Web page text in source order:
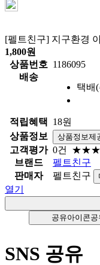
[펠트친구] 지구환경
1,800원
상품번호 1186095
배송
택배
적립혜택 18원
상품정보 상품정보제
고객평가 0건
브랜드
펠트친구
판매자
펠트친구
열기
공유아이콘공
SNS 공유